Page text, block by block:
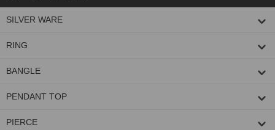
SILVER WARE
RING
BANGLE
PENDANT TOP
PIERCE